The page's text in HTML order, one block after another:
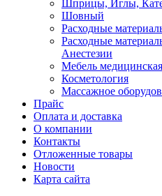
Шприцы, Иглы,
Шовный
Расходные
Расходные
Анестезии
Мебель медицинская
Косметология
Массажное
Прайс
Оплата и доставка
О компании
Контакты
Отложенные товары
Новости
Карта сайта